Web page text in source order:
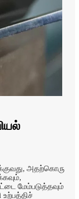
அதற்கொரு
மேம்படுத்தவும்
உற்பத்திச்